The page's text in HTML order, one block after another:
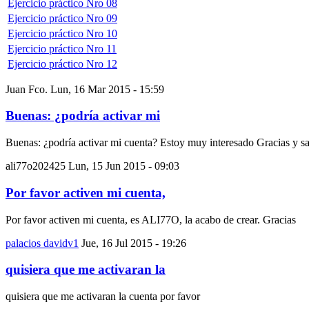
Ejercicio práctico Nro 08
Ejercicio práctico Nro 09
Ejercicio práctico Nro 10
Ejercicio práctico Nro 11
Ejercicio práctico Nro 12
Juan Fco. Lun, 16 Mar 2015 - 15:59
Buenas: ¿podría activar mi
Buenas: ¿podría activar mi cuenta? Estoy muy interesado Gracias y
ali77o202425 Lun, 15 Jun 2015 - 09:03
Por favor activen mi cuenta,
Por favor activen mi cuenta, es ALI77O, la acabo de crear. Gracias
palacios davidv1 Jue, 16 Jul 2015 - 19:26
quisiera que me activaran la
quisiera que me activaran la cuenta por favor